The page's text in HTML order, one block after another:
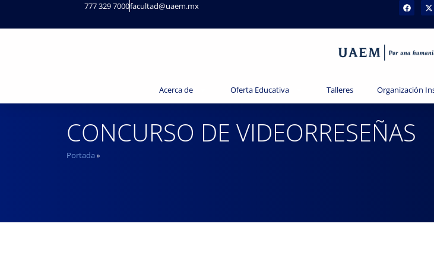
777 329 7000facultad@uaem.mx
Acerca de Oferta Educativa Talleres Organización
CONCURSO DE VIDEORRESEÑAS
Portada »